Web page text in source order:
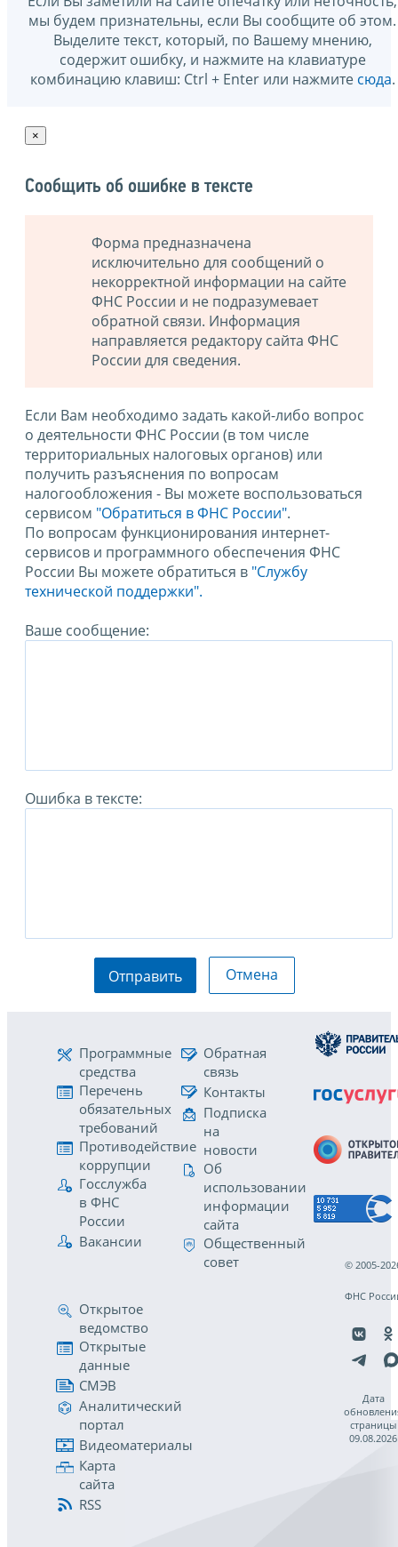
мы будем признательны, если Вы сообщите об этом.
Выделите текст, который, по Вашему мнению,
содержит ошибку, и нажмите на клавиатуре
комбинацию клавиш: Ctrl + Enter или нажмите сюда.
×
Сообщить об ошибке в тексте
Форма предназначена
исключительно для сообщений о
некорректной информации на сайте
ФНС России и не подразумевает
обратной связи. Информация
направляется редактору сайта ФНС
России для сведения.
Если Вам необходимо задать какой-либо вопрос
о деятельности ФНС России (в том числе
территориальных налоговых органов) или
получить разъяснения по вопросам
налогообложения - Вы можете воспользоваться
сервисом "Обратиться в ФНС России".
По вопросам функционирования интернет-
сервисов и программного обеспечения ФНС
России Вы можете обратиться в "Службу
технической поддержки".
Ваше сообщение:
Ошибка в тексте:
Отправить Отмена
Программные
средства
Перечень
обязательных
требований
Противодействие
коррупции
Госслужба
в ФНС
России
Вакансии
Обратная
связь
Контакты
Подписка
на
новости
Об
использовании
информации
сайта
Общественный
совет
Открытое
ведомство
Открытые
данные
СМЭВ
Аналитический
портал
Видеоматериалы
Карта
сайта
RSS
© 2005-
ФНС
Дата
страницы
09.08.2026